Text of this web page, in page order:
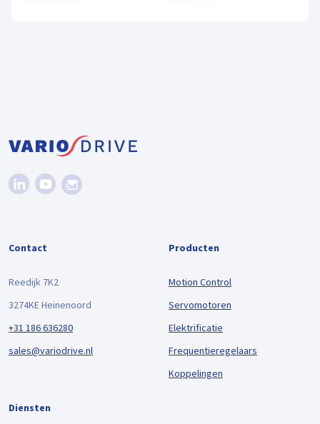
Contact
Reedijk 7K2
3274KE Heinenoord
+31 186 636280
sales@variodrive.nl
Producten
Motion Control
Servomotoren
Elektrificatie
Frequentieregelaars
Koppelingen
Diensten